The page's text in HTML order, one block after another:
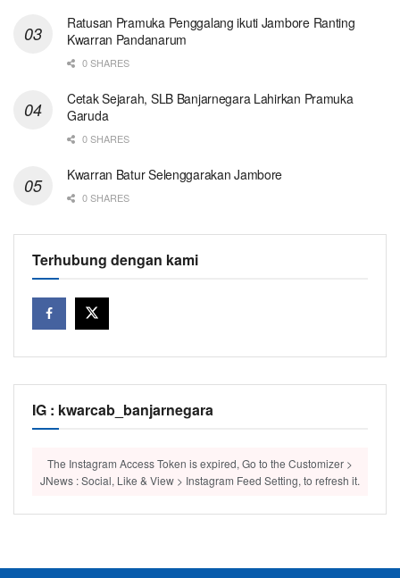
Ratusan Pramuka Penggalang ikuti Jambore Ranting
Kwarran Pandanarum
0 SHARES
Cetak Sejarah, SLB Banjarnegara Lahirkan Pramuka
Garuda
0 SHARES
Kwarran Batur Selenggarakan Jambore
0 SHARES
Terhubung dengan kami
IG : kwarcab_banjarnegara
The Instagram Access Token is expired, Go to the Customizer >
JNews : Social, Like & View > Instagram Feed Setting, to refresh it.